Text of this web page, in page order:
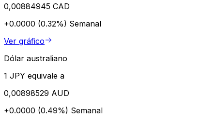
0,00884945 CAD
+0.0000 (0.32%) Semanal
Ver gráfico
Dólar australiano
1 JPY equivale a
0,00898529 AUD
+0.0000 (0.49%) Semanal